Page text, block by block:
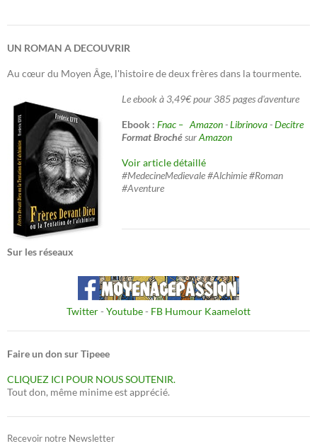
UN ROMAN A DECOUVRIR
Au cœur du Moyen Âge, l'histoire de deux frères dans la tourmente.
Le ebook à 3,49€ pour 385 pages d'aventure
Ebook : Fnac – Amazon-Librinova-Decitre
Format BrochésurAmazon
Voir article détaillé
#MedecineMedievale #Alchimie #Roman
#Aventure
Sur les réseaux
Twitter- Youtube- FB Humour Kaamelott
Faire un don sur Tipeee
CLIQUEZ ICI POUR NOUS SOUTENIR.
Tout don, même minime est apprécié.
Recevoir notre Newsletter